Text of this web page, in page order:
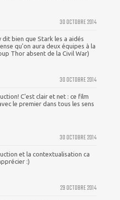
30 OCTOBRE 2014
dit bien que Stark les a aidés
qu'on aura deux équipes à la
Thor absent de la Civil War)
30 OCTOBRE 2014
C'est clair et net : ce film
le premier dans tous les sens
30 OCTOBRE 2014
et la contextualisation ca
:)
29 OCTOBRE 2014